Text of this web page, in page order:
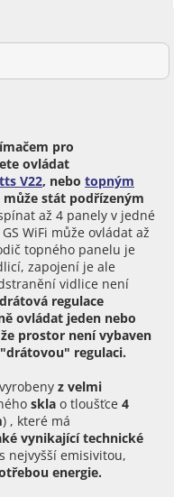
pro
ovládat
V22, nebo topným
může stát podřízeným
až 4 panely v jedné
WiFi může ovládat až
topného panelu je
zapojení je ale
vidlice není
regulace
ovládat jeden nebo
prostor není vybaven
regulaci.
vyrobeny z velmi
skla o tloušťce 4
) , které má
vynikající technické
nejvyšší emisivitou,
energie.